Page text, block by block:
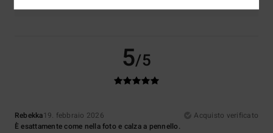
5/5
Rebekka19. febbraio 2026
Acquisto verificato
È esattamente come nella foto e calza a pennello.